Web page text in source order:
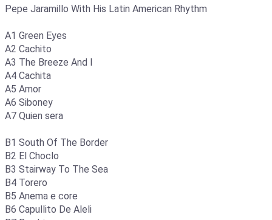
Pepe Jaramillo With His Latin American Rhythm
A1 Green Eyes
A2 Cachito
A3 The Breeze And I
A4 Cachita
A5 Amor
A6 Siboney
A7 Quien sera
B1 South Of The Border
B2 El Choclo
B3 Stairway To The Sea
B4 Torero
B5 Anema e core
B6 Capullito De Aleli